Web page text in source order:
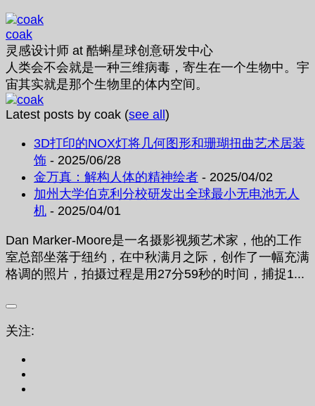
coak
灵感设计师 at 酷蝌星球创意研发中心
人类会不会就是一种三维病毒，寄生在一个生物中。宇
宙其实就是那个生物里的体内空间。
Latest posts by coak (see all)
3D打印的NOX灯将几何图形和珊瑚扭曲艺术居装
饰 - 2025/06/28
金万真：解构人体的精神绘者 - 2025/04/02
加州大学伯克利分校研发出全球最小无电池无人
机 - 2025/04/01
Dan Marker-Moore是一名摄影视频艺术家，他的工作
室总部坐落于纽约，在中秋满月之际，创作了一幅充满
格调的照片，拍摄过程是用27分59秒的时间，捕捉1...
关注: